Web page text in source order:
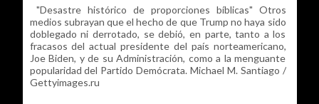
"Desastre histórico de proporciones bíblicas" Otros
medios subrayan que el hecho de que Trump no haya sido
doblegado ni derrotado, se debió, en parte, tanto a los
fracasos del actual presidente del país norteamericano,
Joe Biden, y de su Administración, como a la menguante
popularidad del Partido Demócrata. Michael M. Santiago /
Gettyimages.ru